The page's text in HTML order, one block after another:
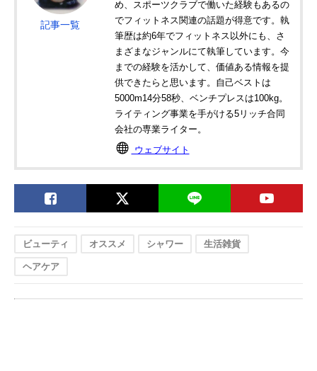
記事一覧
め、スポーツクラブで働いた経験もあるの
でフィットネス関連の話題が得意です。執
筆歴は約6年でフィットネス以外にも、さ
まざまなジャンルにて執筆しています。今
までの経験を活かして、価値ある情報を提
供できたらと思います。自己ベストは
5000m14分58秒、ベンチプレスは100kg。
ライティング事業を手がける5リッチ合同
会社の専業ライター。
ウェブサイト
ビューティ オススメ シャワー 生活雑貨
ヘアケア